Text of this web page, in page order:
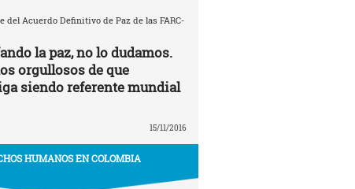
del Acuerdo Definitivo de Paz de las FARC-
la paz, no lo dudamos.
orgullosos de que
siendo referente mundial
15/11/2016
HUMANOS EN COLOMBIA